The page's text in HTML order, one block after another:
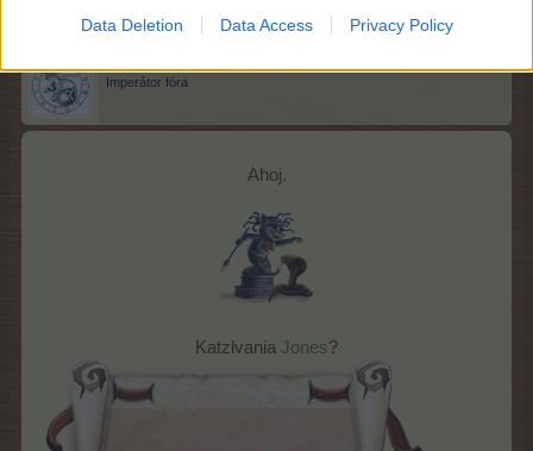
Data Deletion Data Access Privacy Policy
Imperátor fóra
Ahoj.
Katzlvania Jones?